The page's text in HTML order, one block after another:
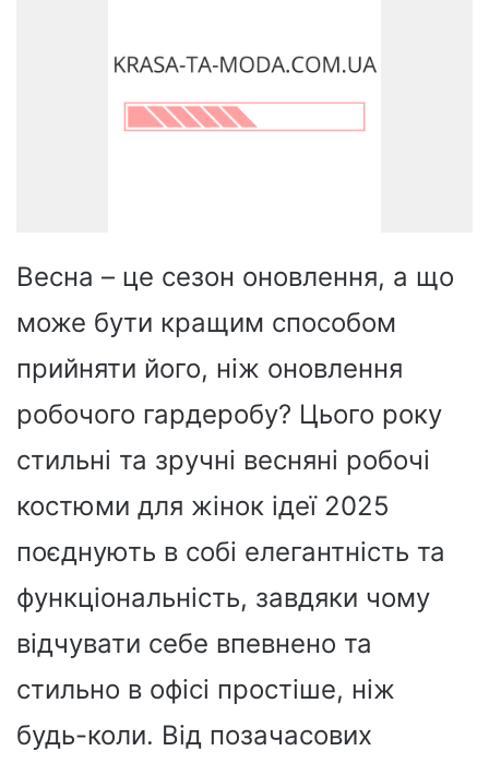
Весна – це сезон оновлення, а що
може бути кращим способом
прийняти його, ніж оновлення
робочого гардеробу? Цього року
стильні та зручні весняні робочі
костюми для жінок ідеї 2025
поєднують в собі елегантність та
функціональність, завдяки чому
відчувати себе впевнено та
стильно в офісі простіше, ніж
будь-коли. Від позачасових